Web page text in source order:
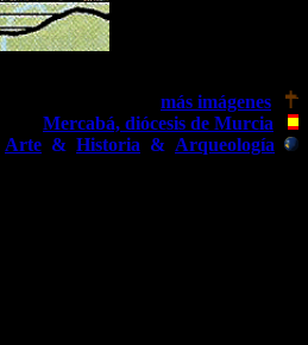
más imágenes
Mercabá, diócesis de Murcia
Arte & Historia & Arqueología